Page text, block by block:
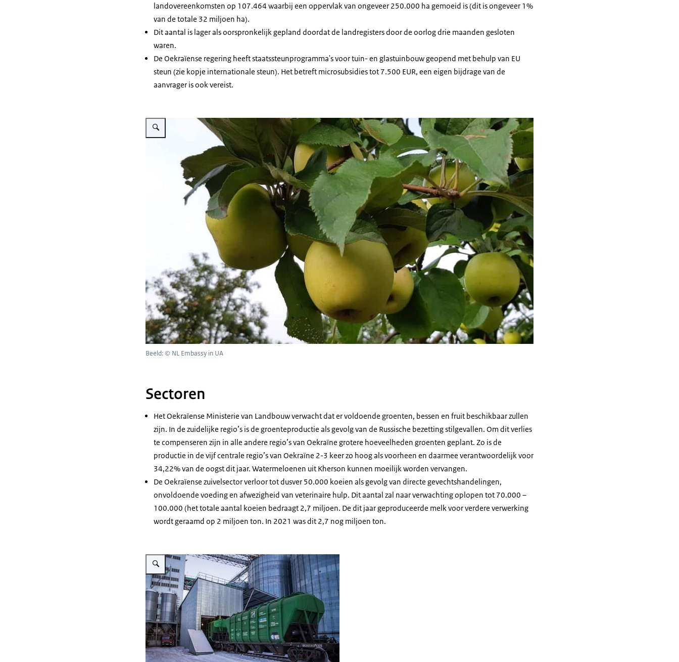
landovereenkomsten op 107.464 waarbij een oppervlak van ongeveer 250.000 ha gemoeid is (dit is ongeveer 1%
van de totale 32 miljoen ha).
Dit aantal is lager als oorspronkelijk gepland doordat de landregisters door de oorlog drie maanden gesloten
waren.
De Oekraïense regering heeft staatssteunprogramma's voor tuin- en glastuinbouw geopend met behulp van EU
steun (zie kopje internationale steun). Het betreft microsubsidies tot 7.500 EUR, een eigen bijdrage van de
aanvrager is ook vereist.
Vergroot afbeelding Apples Kyiv Region
Beeld: © NL Embassy in UA
Sectoren
Het Oekraïense Ministerie van Landbouw verwacht dat er voldoende groenten, bessen en fruit beschikbaar zullen
zijn. In de zuidelijke regio’s is de groenteproductie als gevolg van de Russische bezetting stilgevallen. Om dit verlies
te compenseren zijn in alle andere regio’s van Oekraïne grotere hoeveelheden groenten geplant. Zo is de
productie in de vijf centrale regio’s van Oekraïne 2-3 keer zo hoog als voorheen en daarmee verantwoordelijk voor
34,22% van de oogst dit jaar. Watermeloenen uit Kherson kunnen moeilijk worden vervangen.
De Oekraïense zuivelsector verloor tot dusver 50.000 koeien als gevolg van directe gevechtshandelingen,
onvoldoende voeding en afwezigheid van veterinaire hulp. Dit aantal zal naar verwachting oplopen tot 70.000 –
100.000 (het totale aantal koeien bedraagt 2,7 miljoen. De dit jaar geproduceerde melk voor verdere verwerking
wordt geraamd op 2 miljoen ton. In 2021 was dit 2,7 nog miljoen ton.
Vergroot afbeelding Grain wagon